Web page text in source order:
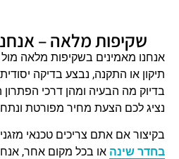
שקיפות מלאה –
אנחנו מאמינים בשקיפות מלאה מול
תיקון או התקנה, נבצע בדיקה
בדיוק מה הבעיה ומהן דרכי
נציג לכם הצעת מחיר מפורטת
בקיצור אם אתם צריכים טכנאי
בחדר שינה